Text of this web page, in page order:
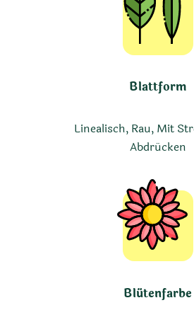
Blattform
Linealisch, Rau, Mit
Abdrücken
Blütenfarbe